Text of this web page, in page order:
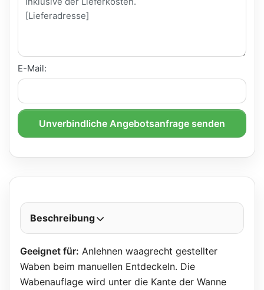
E-Mail:
Unverbindliche Angebotsanfrage senden
Beschreibung
Geeignet für: Anlehnen waagrecht gestellter
Waben beim manuellen Entdeckeln. Die
Wabenauflage wird unter die Kante der Wanne